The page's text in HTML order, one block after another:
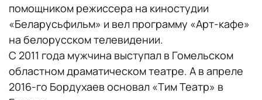
помощником режиссера на киностудии
«Беларусьфильм» и вел программу «Арт-кафе»
на белорусском телевидении.
С 2011 года мужчина выступал в Гомельском
областном драматическом театре. А в апреле
2016-го Бордухаев основал «Тим Театр» в